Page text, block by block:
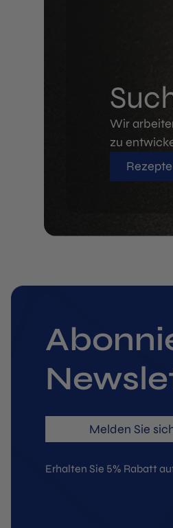
Wir
zu
Melden Sie
Erhalten Sie 5% Rabatt